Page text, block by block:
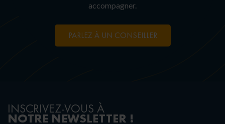
accompagner.
PARLEZ À UN CONSEILLER
INSCRIVEZ-VOUS À
NOTRE NEWSLETTER !